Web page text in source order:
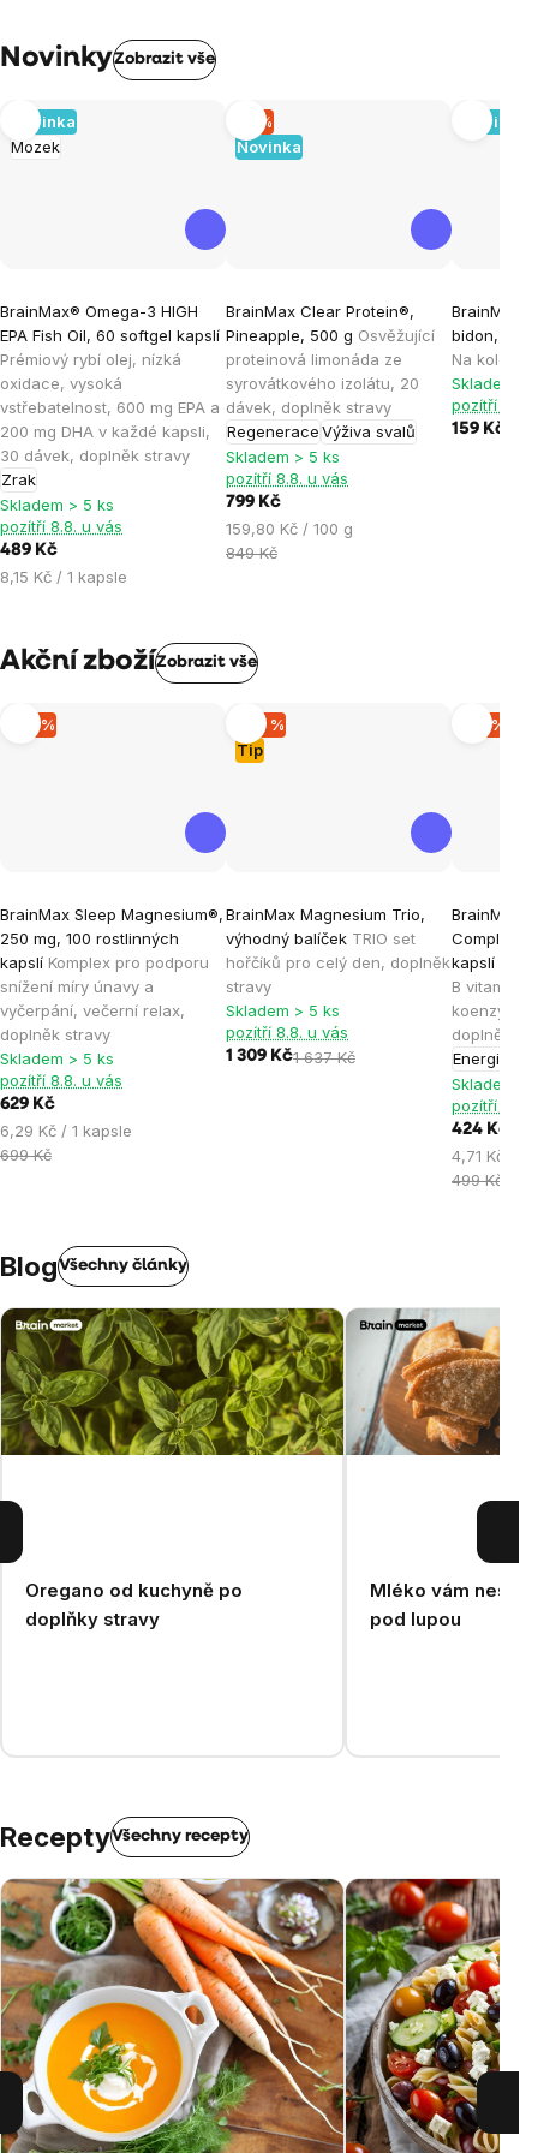
NovinkyZobrazit vše
Novinka
Mozek
BrainMax® Omega-3 HIGH
EPA Fish Oil, 60 softgel kapslí
Prémiový rybí olej, nízká
oxidace, vysoká
vstřebatelnost, 600 mg EPA a
200 mg DHA v každé kapsli,
30 dávek, doplněk stravy
Zrak
Skladem > 5 ks
pozítří 8.8. u vás
489 Kč
Měrná
8,15 Kč / 1 kapsle
Novinka
–5 %
BrainMax Clear Protein®,
Pineapple, 500 g Osvěžující
proteinová limonáda ze
syrovátkového izolátu, 20
dávek, doplněk stravy
RegeneraceVýživa svalů
Skladem > 5 ks
pozítří 8.8. u vás
799 Kč
Měrná
cena:
159,80 Kč / 100 g
849 Kč
Novinka
BrainMax®
bidon,
Na kolo a
Skladem >
pozítří 8.8.
159 Kč
Akční zbožíZobrazit vše
–10 %
BrainMax Sleep Magnesium®,
250 mg, 100 rostlinných
kapslí Komplex pro podporu
snížení míry únavy a
vyčerpání, večerní relax,
doplněk stravy
hodnocení
produktu
je
4,8
z
5
hvězdiček.
Skladem > 5 ks
pozítří 8.8. u vás
629 Kč
Měrná
cena:
6,29 Kč / 1 kapsle
699 Kč
Tip
–20 %
BrainMax Magnesium Trio,
výhodný balíček TRIO set
hořčíků pro celý den, doplněk
stravy
hodnocení
produktu
je
5,0
z
Skladem > 5 ks
pozítří 8.8. u vás
1 309 Kč1 637 Kč
–15 %
BrainMax
kapslí
B vitamínů
doplněk
Energie
produktu
je
5,0
z
5
Skladem >
pozítří 8.8.
424 Kč
Měrná
cena:
4,71 Kč / 1
499 Kč
BlogVšechny články
Oregano od kuchyně po
doplňky stravy
Mléko vám
pod lupou
ReceptyVšechny recepty